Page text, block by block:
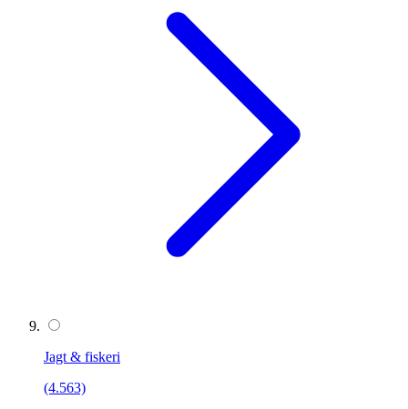
Jagt & fiskeri
(4.563)